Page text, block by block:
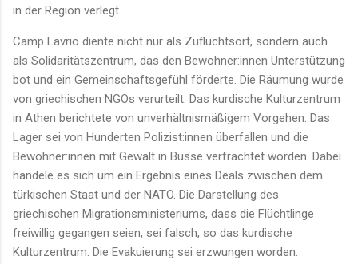
in der Region verlegt.
Camp Lavrio diente nicht nur als Zufluchtsort, sondern auch
als Solidaritätszentrum, das den Bewohner:innen Unterstützung
bot und ein Gemeinschaftsgefühl förderte. Die Räumung wurde
von griechischen NGOs verurteilt. Das kurdische Kulturzentrum
in Athen berichtete von unverhältnismäßigem Vorgehen: Das
Lager sei von Hunderten Polizist:innen überfallen und die
Bewohner:innen mit Gewalt in Busse verfrachtet worden. Dabei
handele es sich um ein Ergebnis eines Deals zwischen dem
türkischen Staat und der NATO. Die Darstellung des
griechischen Migrationsministeriums, dass die Flüchtlinge
freiwillig gegangen seien, sei falsch, so das kurdische
Kulturzentrum. Die Evakuierung sei erzwungen worden.